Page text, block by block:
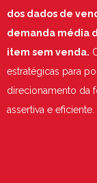
dos dados de
demanda média
item sem venda.
estratégicas para
direcionamento da
assertiva e eficiente.